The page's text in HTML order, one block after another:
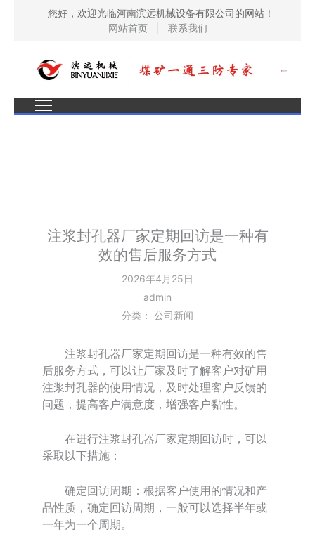
您好，欢迎光临河南滨远机械设备有限公司的网站！
网站首页
联系我们
注浆封孔器厂家定期回访是一种有
效的售后服务方式
2026年4月25日
admin
分类： 公司新闻
注浆封孔器厂家定期回访是一种有效的售
后服务方式，可以让厂家及时了解客户对矿用
注浆封孔器的使用情况，及时处理客户反馈的
问题，提高客户满意度，增强客户黏性。
在进行注浆封孔器厂家定期回访时，可以
采取以下措施：
确定回访周期：根据客户使用的情况和产
品性质，确定回访周期，一般可以选择半年或
一年为一个周期。